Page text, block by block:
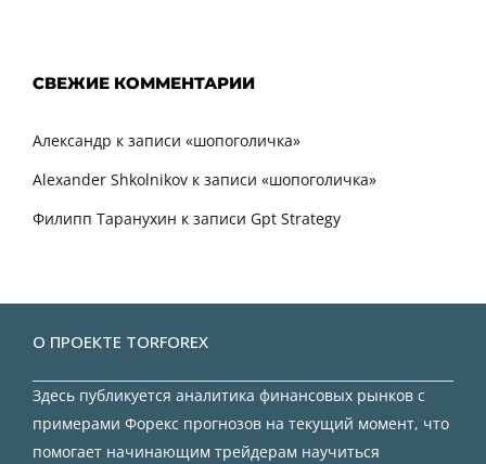
СВЕЖИЕ КОММЕНТАРИИ
Александр к записи «шопоголичка»
Alexander Shkolnikov к записи «шопоголичка»
Филипп Таранухин к записи Gpt Strategy
О ПРОЕКТЕ TORFOREX
Здесь публикуется аналитика финансовых рынков с
примерами Форекс прогнозов на текущий момент, что
помогает начинающим трейдерам научиться